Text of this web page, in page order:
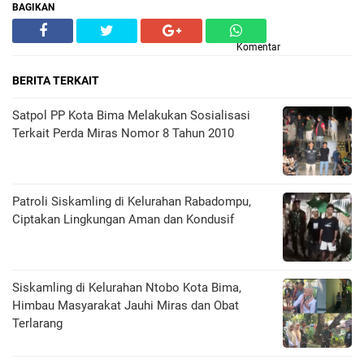
BAGIKAN
Komentar
BERITA TERKAIT
Satpol PP Kota Bima Melakukan Sosialisasi
Terkait Perda Miras Nomor 8 Tahun 2010
Patroli Siskamling di Kelurahan Rabadompu,
Ciptakan Lingkungan Aman dan Kondusif
Siskamling di Kelurahan Ntobo Kota Bima,
Himbau Masyarakat Jauhi Miras dan Obat
Terlarang